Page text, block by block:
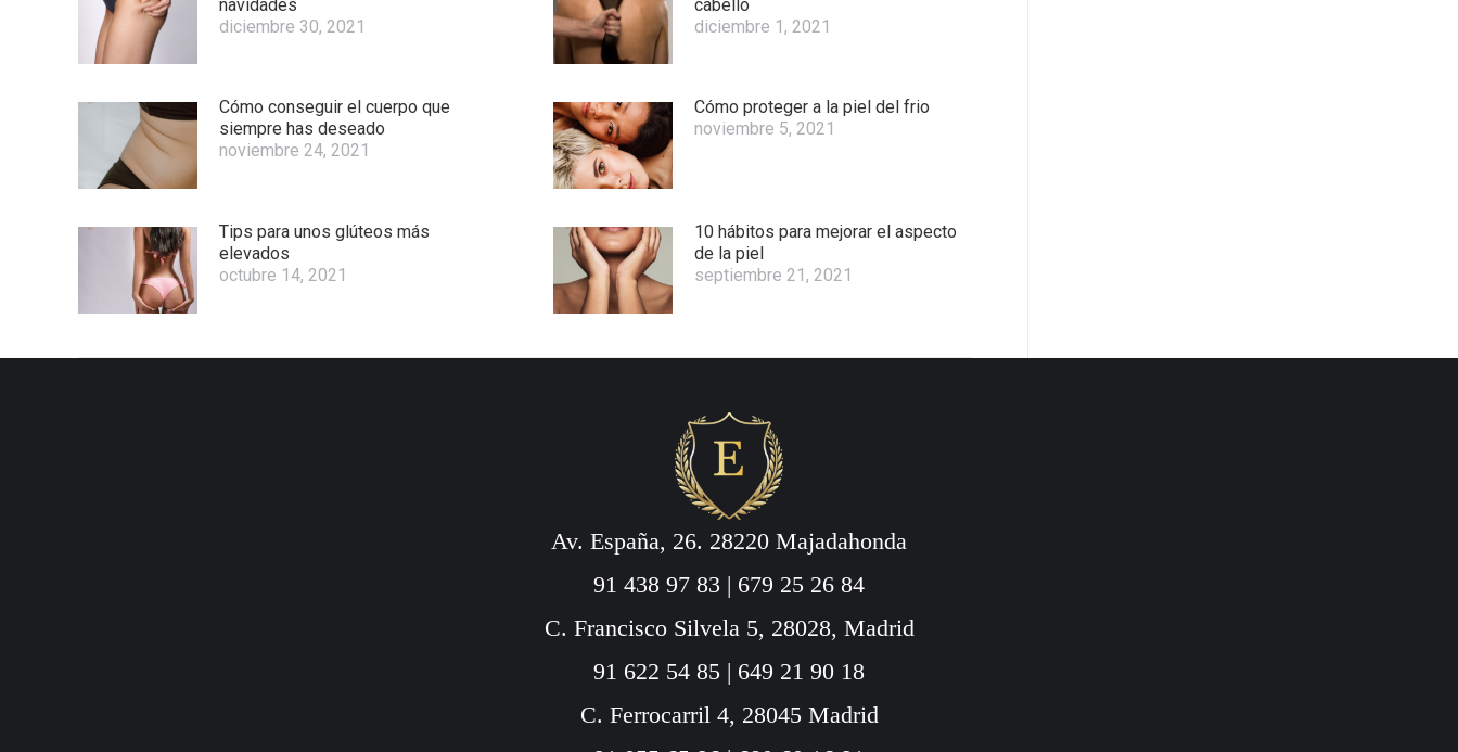
navidades
diciembre 30, 2021
cabello
diciembre 1, 2021
Cómo conseguir el cuerpo que
siempre has deseado
noviembre 24, 2021
Cómo proteger a la piel del frio
noviembre 5, 2021
Tips para unos glúteos más
elevados
octubre 14, 2021
10 hábitos para mejorar el aspecto
de la piel
septiembre 21, 2021
Av. España, 26. 28220 Majadahonda
91 438 97 83 | 679 25 26 84
C. Francisco Silvela 5, 28028, Madrid
91 622 54 85 | 649 21 90 18
C. Ferrocarril 4, 28045 Madrid